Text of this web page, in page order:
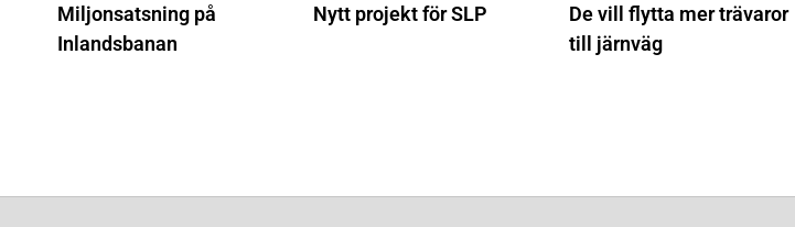
Miljonsatsning på
Inlandsbanan
Nytt projekt för SLP
De vill flytta mer trävaror
till järnväg